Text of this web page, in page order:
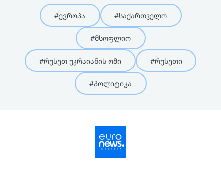
#ევროპა #საქართველო
#მსოფლიო
#რუსეთ უკრაიანის ომი #რუსეთი
#პოლიტიკა